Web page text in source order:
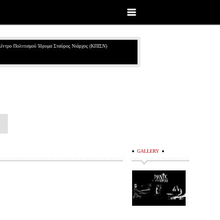
Πολιτισμού Ίδρυμα Σταύρος Νιάρχος (ΚΠΙΣΝ)
GALLERY